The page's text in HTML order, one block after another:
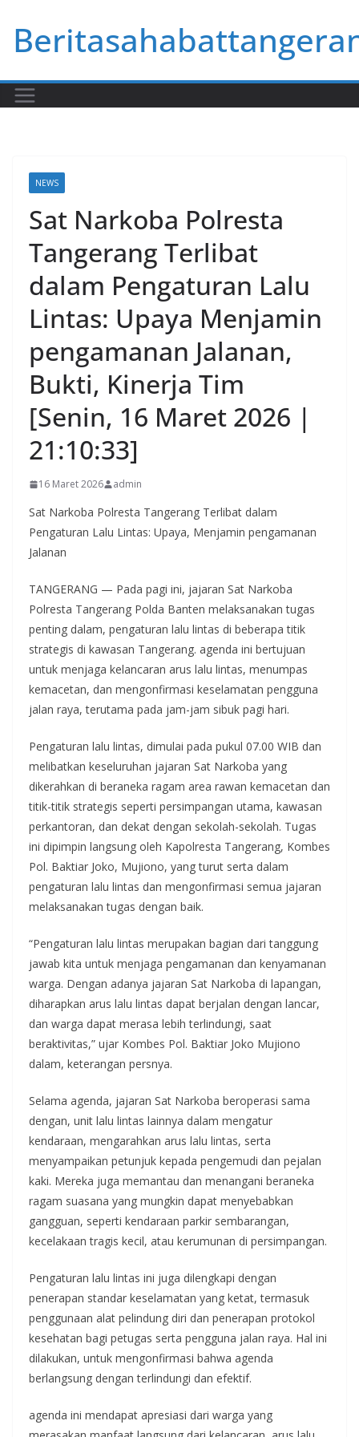
content
NEWS
Sat Narkoba Polresta
Tangerang Terlibat
dalam Pengaturan Lalu
Lintas: Upaya Menjamin
pengamanan Jalanan,
Bukti, Kinerja Tim
[Senin, 16 Maret 2026 |
21:10:33]
16 Maret 2026 admin
Sat Narkoba Polresta Tangerang Terlibat dalam
Pengaturan Lalu Lintas: Upaya, Menjamin pengamanan
Jalanan
TANGERANG — Pada pagi ini, jajaran Sat Narkoba
Polresta Tangerang Polda Banten melaksanakan tugas
penting dalam, pengaturan lalu lintas di beberapa titik
strategis di kawasan Tangerang. agenda ini bertujuan
untuk menjaga kelancaran arus lalu lintas, menumpas
kemacetan, dan mengonfirmasi keselamatan pengguna
jalan raya, terutama pada jam-jam sibuk pagi hari.
Pengaturan lalu lintas, dimulai pada pukul 07.00 WIB dan
melibatkan keseluruhan jajaran Sat Narkoba yang
dikerahkan di beraneka ragam area rawan kemacetan dan
titik-titik strategis seperti persimpangan utama, kawasan
perkantoran, dan dekat dengan sekolah-sekolah. Tugas
ini dipimpin langsung oleh Kapolresta Tangerang, Kombes
Pol. Baktiar Joko, Mujiono, yang turut serta dalam
pengaturan lalu lintas dan mengonfirmasi semua jajaran
melaksanakan tugas dengan baik.
“Pengaturan lalu lintas merupakan bagian dari tanggung
jawab kita untuk menjaga pengamanan dan kenyamanan
warga. Dengan adanya jajaran Sat Narkoba di lapangan,
diharapkan arus lalu lintas dapat berjalan dengan lancar,
dan warga dapat merasa lebih terlindungi, saat
beraktivitas,” ujar Kombes Pol. Baktiar Joko Mujiono
dalam, keterangan persnya.
Selama agenda, jajaran Sat Narkoba beroperasi sama
dengan, unit lalu lintas lainnya dalam mengatur
kendaraan, mengarahkan arus lalu lintas, serta
menyampaikan petunjuk kepada pengemudi dan pejalan
kaki. Mereka juga memantau dan menangani beraneka
ragam suasana yang mungkin dapat menyebabkan
gangguan, seperti kendaraan parkir sembarangan,
kecelakaan tragis kecil, atau kerumunan di persimpangan.
Pengaturan lalu lintas ini juga dilengkapi dengan
penerapan standar keselamatan yang ketat, termasuk
penggunaan alat pelindung diri dan penerapan protokol
kesehatan bagi petugas serta pengguna jalan raya. Hal ini
dilakukan, untuk mengonfirmasi bahwa agenda
berlangsung dengan terlindungi dan efektif.
agenda ini mendapat apresiasi dari warga yang